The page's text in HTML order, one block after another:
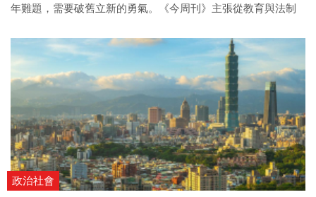
年難題，需要破舊立新的勇氣。《今周刊》主張從教育與法制
籲破除高教評鑑迷思，以務實立場面對自身不足。 (倡議12) 台
灣高教環境中，「論文數量」是最主要的學術評價工具； 然
而，學術成果若只重量、不重質，反而會讓學界陷入僵化。
政治社會